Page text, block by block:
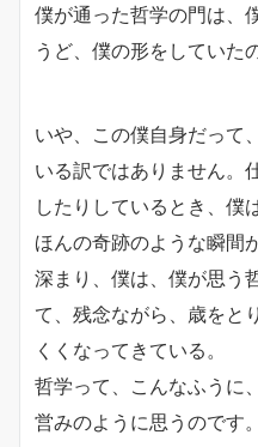
僕が通った哲学の門は、
うど、 僕の形をしていた
いや、この僕自身だって
いる訳ではありません。
したりしているとき、僕
ほんの奇跡のような瞬間
深まり、 僕は、僕が思う
て、残念ながら、 歳をと
くくなってきている。
哲学って、こんなふうに、
営みのように思うのです。